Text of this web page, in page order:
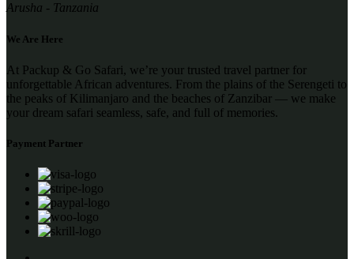
Arusha - Tanzania
We Are Here
At Packup & Go Safari, we’re your trusted travel partner for
unforgettable African adventures. From the plains of the Serengeti to
the peaks of Kilimanjaro and the beaches of Zanzibar — we make
your dream safari seamless, safe, and full of memories.
Payment Partner